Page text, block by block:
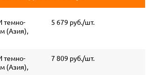
темно-
(Азия),
5 679 руб./шт.
темно-
(Азия),
7 809 руб./шт.